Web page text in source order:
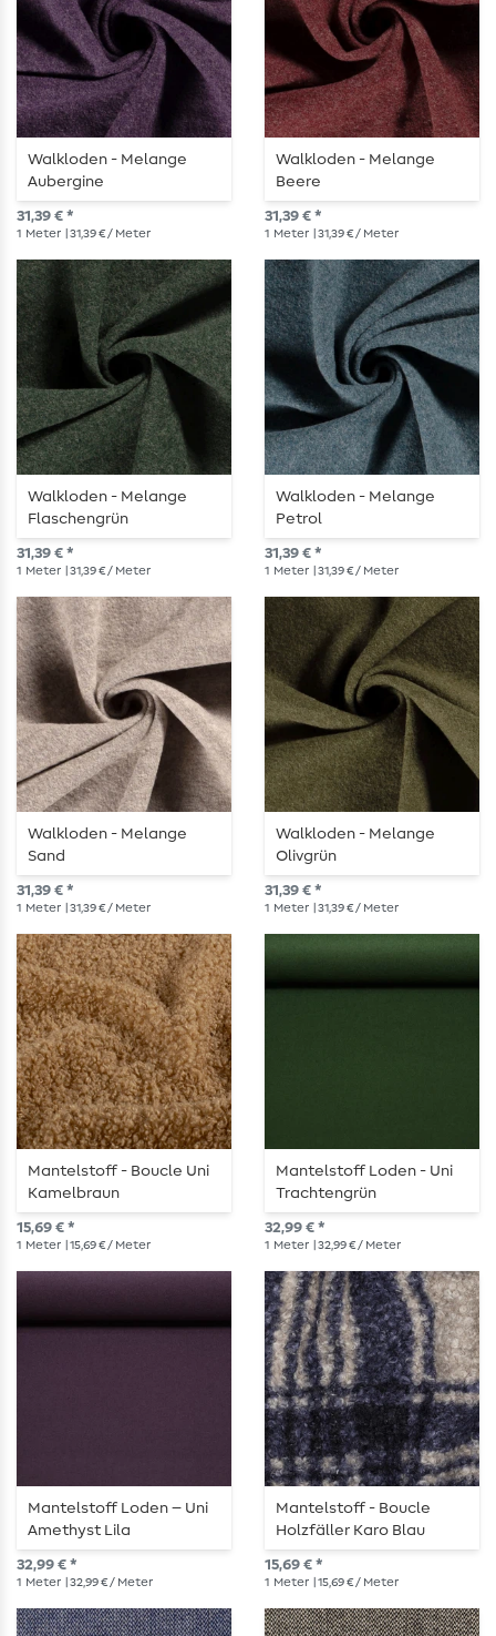
Walkloden - Melange
Aubergine
31,39 € *
1 Meter | 31,39 € / Meter
Walkloden - Melange
Beere
31,39 € *
1 Meter | 31,39 € / Meter
Walkloden - Melange
Flaschengrün
31,39 € *
1 Meter | 31,39 € / Meter
Walkloden - Melange
Petrol
31,39 € *
1 Meter | 31,39 € / Meter
Walkloden - Melange
Sand
31,39 € *
1 Meter | 31,39 € / Meter
Walkloden - Melange
Olivgrün
31,39 € *
1 Meter | 31,39 € / Meter
Mantelstoff - Boucle Uni
Kamelbraun
15,69 € *
1 Meter | 15,69 € / Meter
Mantelstoff Loden - Uni
Trachtengrün
32,99 € *
1 Meter | 32,99 € / Meter
Mantelstoff Loden – Uni
Amethyst Lila
32,99 € *
1 Meter | 32,99 € / Meter
Mantelstoff - Boucle
Holzfäller Karo Blau
15,69 € *
1 Meter | 15,69 € / Meter